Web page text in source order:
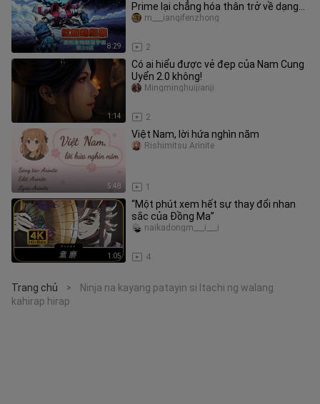
8:29
Prime lại chẳng hóa thân trở về dạng
Orion! Vũ trụ Năng lượng tập
2
m___ianqifenzhong
1:14
Có ai hiểu được vẻ đẹp của Nam Cung
Uyển 2.0 không!
2
Mingminghuijianji
5:48
Việt Nam, lời hứa nghìn năm
1
Rishimitsu Arinite
1:05
“Một phút xem hết sự thay đổi nhan
sắc của Đồng Ma”
4
naikadongm___i___i
Trang chủ >
Ninja na kayang patayin si Itachi ng walang
kahirap hirap